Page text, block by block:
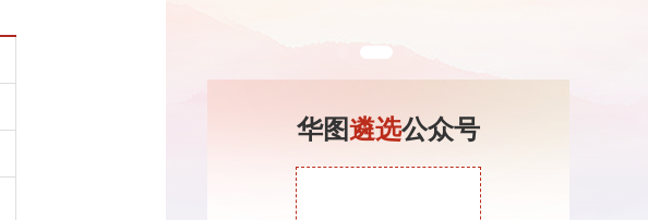
华图遴选公众号